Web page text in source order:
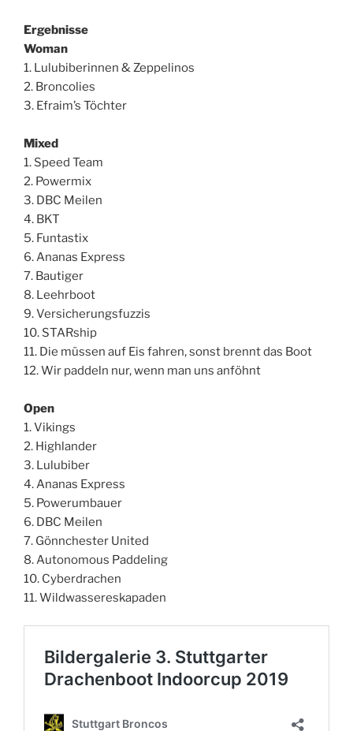
Ergebnisse
Woman
1. Lulubiberinnen & Zeppelinos
2. Broncolies
3. Efraim’s Töchter
Mixed
1. Speed Team
2. Powermix
3. DBC Meilen
4. BKT
5. Funtastix
6. Ananas Express
7. Bautiger
8. Leehrboot
9. Versicherungsfuzzis
10. STARship
11. Die müssen auf Eis fahren, sonst brennt das Boot
12. Wir paddeln nur, wenn man uns anföhnt
Open
1. Vikings
2. Highlander
3. Lulubiber
4. Ananas Express
5. Powerumbauer
6. DBC Meilen
7. Gönnchester United
8. Autonomous Paddeling
10. Cyberdrachen
11. Wildwassereskapaden